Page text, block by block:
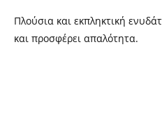
Πλούσια και εκπληκτική
και προσφέρει απαλότητα.